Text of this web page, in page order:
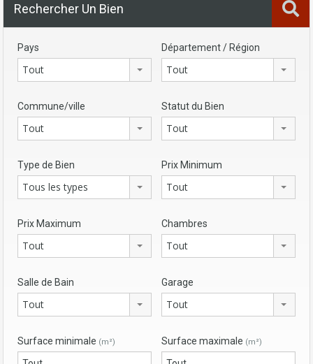
Rechercher Un Bien
Pays
Tout
Département / Région
Tout
Commune/ville
Tout
Statut du Bien
Tout
Type de Bien
Tous les types
Prix Minimum
Tout
Prix Maximum
Tout
Chambres
Tout
Salle de Bain
Tout
Garage
Tout
Surface minimale (m²) Surface maximale (m²)